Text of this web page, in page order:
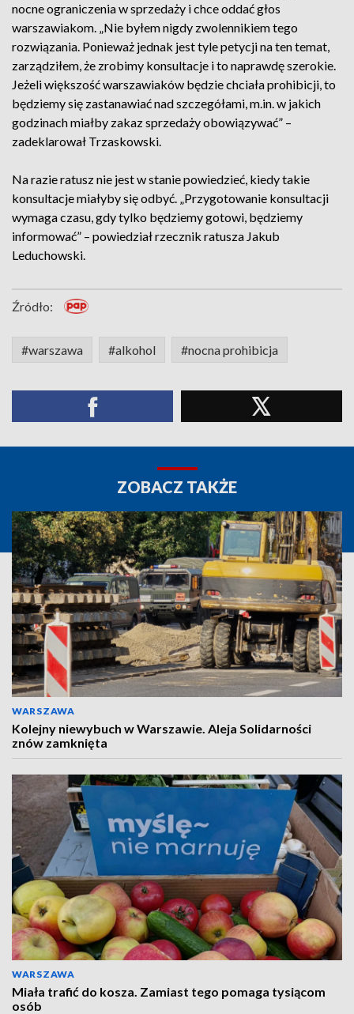
nocne ograniczenia w sprzedaży i chce oddać głos
warszawiakom. „Nie byłem nigdy zwolennikiem tego
rozwiązania. Ponieważ jednak jest tyle petycji na ten temat,
zarządziłem, że zrobimy konsultacje i to naprawdę szerokie.
Jeżeli większość warszawiaków będzie chciała prohibicji, to
będziemy się zastanawiać nad szczegółami, m.in. w jakich
godzinach miałby zakaz sprzedaży obowiązywać” –
zadeklarował Trzaskowski.
Na razie ratusz nie jest w stanie powiedzieć, kiedy takie
konsultacje miałyby się odbyć. „Przygotowanie konsultacji
wymaga czasu, gdy tylko będziemy gotowi, będziemy
informować” – powiedział rzecznik ratusza Jakub
Leduchowski.
Źródło:
#warszawa #alkohol #nocna prohibicja
ZOBACZ TAKŻE
WARSZAWA
Kolejny niewybuch w Warszawie. Aleja Solidarności
znów zamknięta
WARSZAWA
Miała trafić do kosza. Zamiast tego pomaga tysiącom
osób